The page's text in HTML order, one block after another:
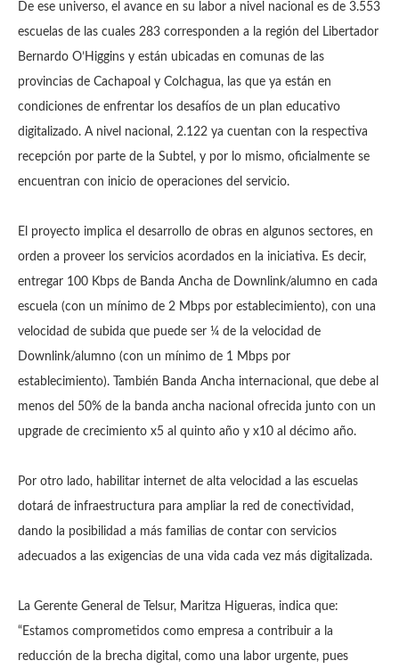
De ese universo, el avance en su labor a nivel nacional es de 3.553
escuelas de las cuales 283 corresponden a la región del Libertador
Bernardo O’Higgins y están ubicadas en comunas de las
provincias de Cachapoal y Colchagua, las que ya están en
condiciones de enfrentar los desafíos de un plan educativo
digitalizado. A nivel nacional, 2.122 ya cuentan con la respectiva
recepción por parte de la Subtel, y por lo mismo, oficialmente se
encuentran con inicio de operaciones del servicio.
El proyecto implica el desarrollo de obras en algunos sectores, en
orden a proveer los servicios acordados en la iniciativa. Es decir,
entregar 100 Kbps de Banda Ancha de Downlink/alumno en cada
escuela (con un mínimo de 2 Mbps por establecimiento), con una
velocidad de subida que puede ser ¼ de la velocidad de
Downlink/alumno (con un mínimo de 1 Mbps por
establecimiento). También Banda Ancha internacional, que debe al
menos del 50% de la banda ancha nacional ofrecida junto con un
upgrade de crecimiento x5 al quinto año y x10 al décimo año.
Por otro lado, habilitar internet de alta velocidad a las escuelas
dotará de infraestructura para ampliar la red de conectividad,
dando la posibilidad a más familias de contar con servicios
adecuados a las exigencias de una vida cada vez más digitalizada.
La Gerente General de Telsur, Maritza Higueras, indica que:
“Estamos comprometidos como empresa a contribuir a la
reducción de la brecha digital, como una labor urgente, pues